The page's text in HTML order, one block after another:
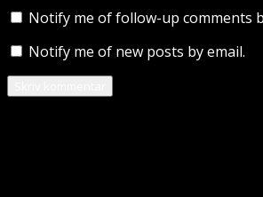
Notify me of follow-up comments
Notify me of new posts by email.